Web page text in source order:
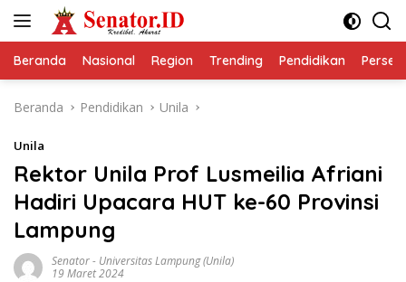
Beranda Nasional Region Trending Pendidikan
Beranda Pendidikan Unila
Unila
Rektor Unila Prof Lusmeilia Afriani
Hadiri Upacara HUT ke-60 Provinsi
Lampung
Senator- Universitas Lampung (Unila)
19 Maret 2024